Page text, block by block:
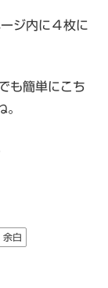
ジ内に４枚に
も簡単にこち
余白